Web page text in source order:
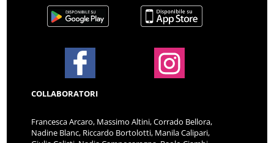
COLLABORATORI
Francesca Arcaro, Massimo Altini, Corrado Bellora,
Nadine Blanc, Riccardo Bortolotti, Manila Calipari,